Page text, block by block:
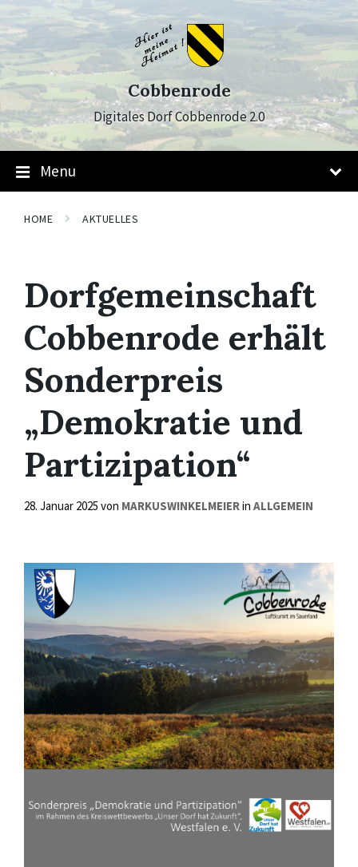
Skip
to
content
Skip
to
main
navigation
Skip
to
footer
Cobbenrode
Digitales Dorf Cobbenrode 2.0
Menu
HOME AKTUELLES
Dorfgemeinschaft
Cobbenrode erhält
Sonderpreis
„Demokratie und
Partizipation“
28. Januar 2025 von MARKUSWINKELMEIERin ALLGEMEIN